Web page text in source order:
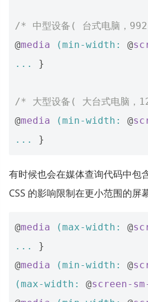
/* 中型设备( 台式电脑，
@media (min-width : @
...
}
/* 大型设备( 大台式电脑
@media (min-width : @
...
}
有时候也会在媒体查询代码中包
CSS 的影响限制在更小范围的屏
@media (max-width : @
...
}
@media (min-width : @
(max-width : @screen-